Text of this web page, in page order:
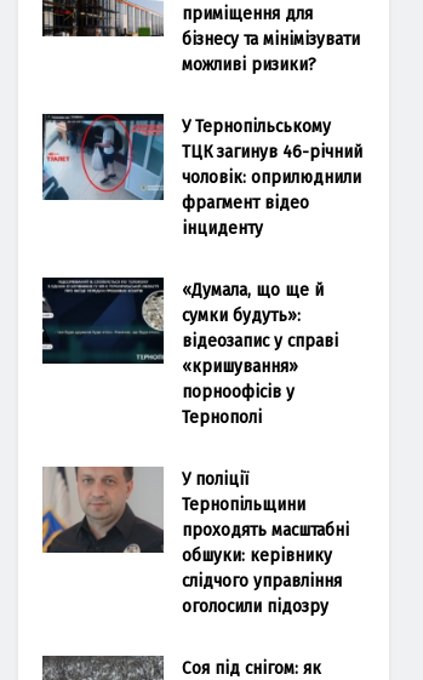
приміщення для
бізнесу та мінімізувати
можливі ризики?
У Тернопільському
ТЦК загинув 46-річний
чоловік: оприлюднили
фрагмент відео
інциденту
«Думала, що ще й
сумки будуть»:
відеозапис у справі
«кришування»
порноофісів у
Тернополі
У поліції
Тернопільщини
проходять масштабні
обшуки: керівнику
слідчого управління
оголосили підозру
Соя під снігом: як